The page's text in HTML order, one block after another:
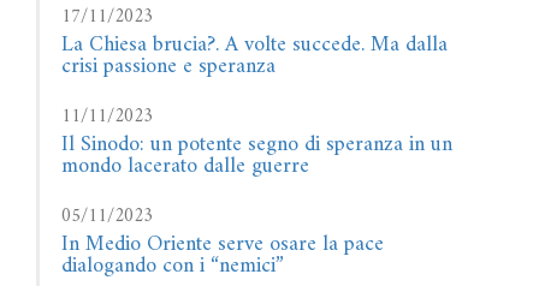
17/11/2023
La Chiesa brucia?. A volte succede. Ma dalla
crisi passione e speranza
11/11/2023
Il Sinodo: un potente segno di speranza in un
mondo lacerato dalle guerre
05/11/2023
In Medio Oriente serve osare la pace
dialogando con i “nemici”